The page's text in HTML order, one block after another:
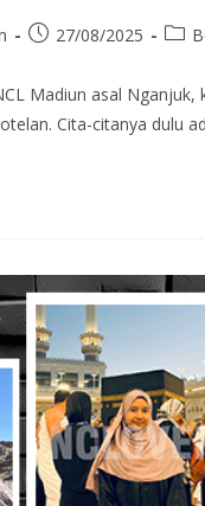
27/08/2025
Madiun asal
Cita-citanya dulu